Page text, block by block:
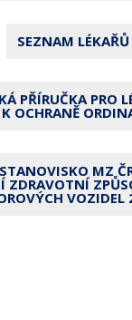
SEZNAM LÉKAŘŮ
PŘÍRUČKA PRO
OCHRANĚ
MZ
ZDRAVOTNÍ
VOZIDEL